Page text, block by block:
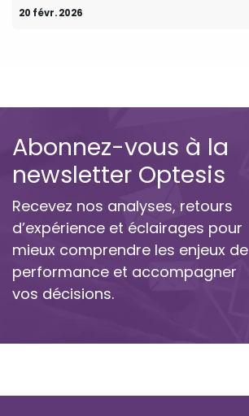
20 févr. 2026
Abonnez-vous à la
newsletter Optesis
Recevez nos analyses, retours
d’expérience et éclairages pour
mieux comprendre les enjeux de
performance et accompagner
vos décisions.